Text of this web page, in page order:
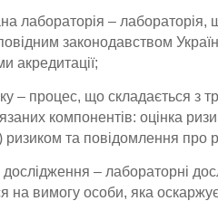
лабораторія – лабораторія,
законодавством
акредитації;
– процес, що складається з
компонентів: оцінка
ризиком та повідомлення про
дослідження – лабораторні
на вимогу особи, яка